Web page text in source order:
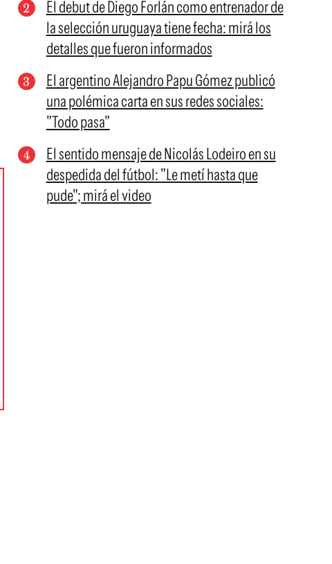
El debut de Diego Forlán como entrenador de
la selección uruguaya tiene fecha: mirá los
detalles que fueron informados
El argentino Alejandro Papu Gómez publicó
una polémica carta en sus redes sociales:
"Todo pasa"
El sentido mensaje de Nicolás Lodeiro en su
despedida del fútbol: "Le metí hasta que
pude"; mirá el video